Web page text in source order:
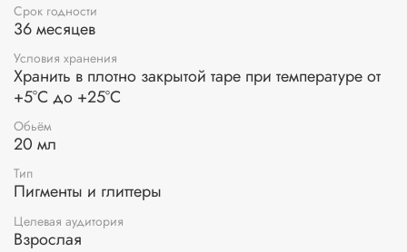
Для слабой степени окрашивания рекомендуется
использовать 1%-2% от массы связующего.
Для средней интенсивности цвета следует добавить
3%-4%.
Для высокой интенсивности цвета рекомендуемый
расход составляет 5%.
Срок годности
36 месяцев
Условия хранения
Хранить в плотно закрытой таре при температуре от
+5°С до +25°С
Обьём
20 мл
Тип
Пигменты и глиттеры
Целевая аудитория
Взрослая